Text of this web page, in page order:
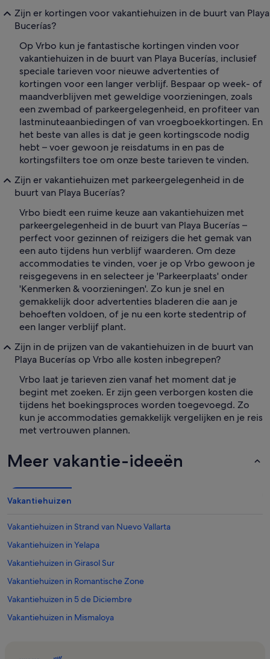
Zijn er kortingen voor vakantiehuizen in de buurt van Playa
Bucerías?
Op Vrbo kun je fantastische kortingen vinden voor
vakantiehuizen in de buurt van Playa Bucerías, inclusief
speciale tarieven voor nieuwe advertenties of
kortingen voor een langer verblijf. Bespaar op week- of
maandverblijven met geweldige voorzieningen, zoals
een zwembad of parkeergelegenheid, en profiteer van
lastminuteaanbiedingen of van vroegboekkortingen. En
het beste van alles is dat je geen kortingscode nodig
hebt – voer gewoon je reisdatums in en pas de
kortingsfilters toe om onze beste tarieven te vinden.
Zijn er vakantiehuizen met parkeergelegenheid in de
buurt van Playa Bucerías?
Vrbo biedt een ruime keuze aan vakantiehuizen met
parkeergelegenheid in de buurt van Playa Bucerías –
perfect voor gezinnen of reizigers die het gemak van
een auto tijdens hun verblijf waarderen. Om deze
accommodaties te vinden, voer je op Vrbo gewoon je
reisgegevens in en selecteer je 'Parkeerplaats' onder
'Kenmerken & voorzieningen'. Zo kun je snel en
gemakkelijk door advertenties bladeren die aan je
behoeften voldoen, of je nu een korte stedentrip of
een langer verblijf plant.
Zijn in de prijzen van de vakantiehuizen in de buurt van
Playa Bucerías op Vrbo alle kosten inbegrepen?
Vrbo laat je tarieven zien vanaf het moment dat je
begint met zoeken. Er zijn geen verborgen kosten die
tijdens het boekingsproces worden toegevoegd. Zo
kun je accommodaties gemakkelijk vergelijken en je reis
met vertrouwen plannen.
Meer vakantie-ideeën
Vakantiehuizen
Vakantiehuizen in Strand van Nuevo Vallarta
Vakantiehuizen in Yelapa
Vakantiehuizen in Girasol Sur
Vakantiehuizen in Romantische Zone
Vakantiehuizen in 5 de Diciembre
Vakantiehuizen in Mismaloya
Vakantiehuizen in Conchas Chinas